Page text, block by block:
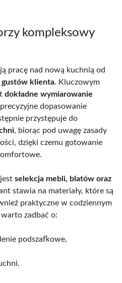
kompleksowy
pracę nad nową kuchnią od
gustów klienta. Kluczowym
dokładne wymiarowanie
dopasowanie
przystępuje do
, biorąc pod uwagę zasady
dzięki czemu gotowanie
selekcja mebli, blatów oraz
stawia na materiały, które są
praktyczne w codziennym
zadbać o:
podszafkowe,